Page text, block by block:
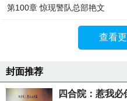
第100章 惊现警队总部艳文
查看
封面推荐
四合院：惹我必